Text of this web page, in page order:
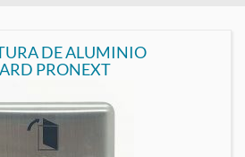
DE ALUMINIO
PRONEXT